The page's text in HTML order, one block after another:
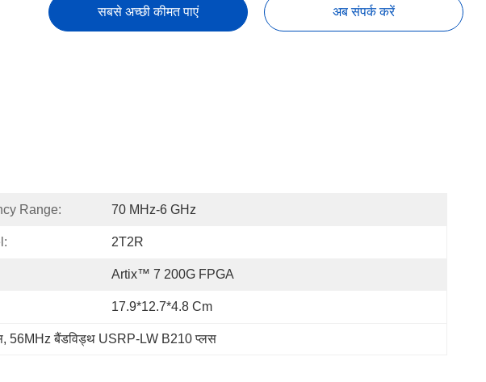
सबसे अच्छी कीमत पाएं अब संपर्क करें
Range: 70 MHz-6 GHz
2T2R
Artix™ 7 200G FPGA
17.9*12.7*4.8 Cm
, 56MHz बैंडविड्थ USRP-LW B210 प्लस